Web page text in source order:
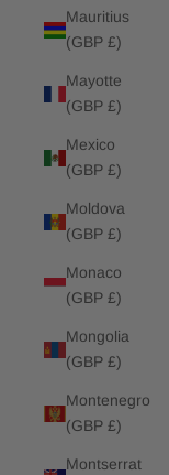
Mauritius
(GBP £)
Mayotte
(GBP £)
Mexico
(GBP £)
Moldova
(GBP £)
Monaco
(GBP £)
Mongolia
(GBP £)
Montenegro
(GBP £)
Montserrat